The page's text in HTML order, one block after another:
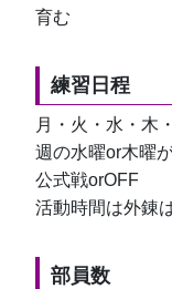
育む
練習日程
月・火・水・木
週の水曜or木曜
公式戦orOFF
活動時間は外錬
部員数